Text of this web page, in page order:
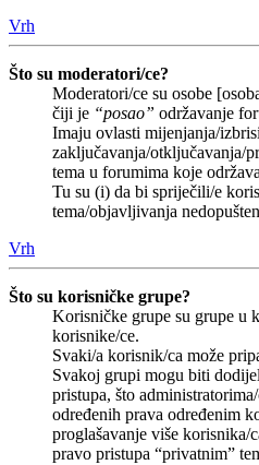
Vrh
Što su moderatori/ce?
Moderatori/ce su osobe
čiji je “posao” održavanje
Imaju ovlasti mijenjanja/
zaključavanja/otključavanja/
tema u forumima koje
Tu su (i) da bi spriječili/e
tema/objavljivanja
Vrh
Što su korisničke grupe?
Korisničke grupe su grupe u
korisnike/ce.
Svaki/a korisnik/ca može
Svakoj grupi mogu biti
pristupa, što
određenih prava određenim
proglašavanje više korisnika/
pravo pristupa “privatnim”